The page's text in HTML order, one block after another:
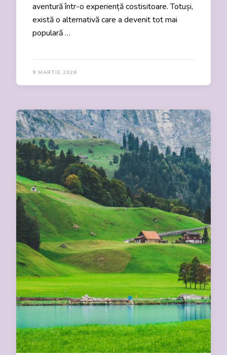
aventură într-o experiență costisitoare. Totuși,
există o alternativă care a devenit tot mai
populară …
9 MARTIE 2026